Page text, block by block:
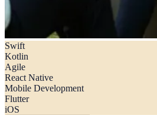
Miten palkata sovelluskehittäjiä projektiisi
Swift
Kotlin
Agile
React Native
Mobile Development
Flutter
iOS